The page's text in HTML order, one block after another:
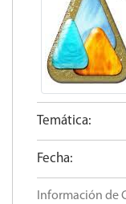
Temática:
Fecha:
Información de